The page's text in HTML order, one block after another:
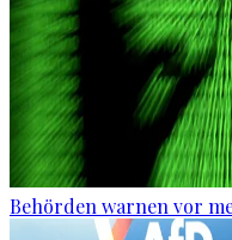
Behörden warnen vor